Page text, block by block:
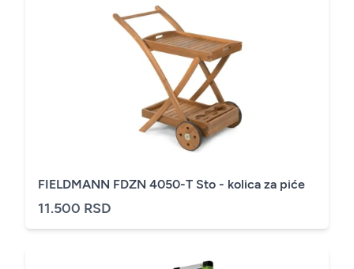
FIELDMANN FDZN 4050-T Sto - kolica za piće
11.500 RSD